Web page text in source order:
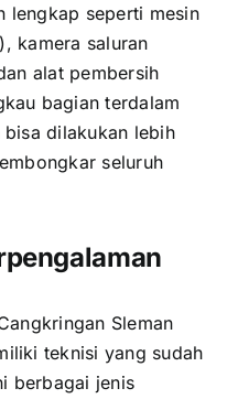
lengkap seperti mesin
kamera saluran
alat pembersih
bagian terdalam
dilakukan lebih
seluruh
Sleman
teknisi yang sudah
berbagai jenis